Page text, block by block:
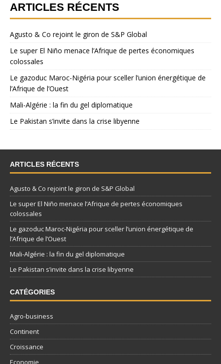
ARTICLES RÉCENTS
Agusto & Co rejoint le giron de S&P Global
Le super El Niño menace l’Afrique de pertes économiques
colossales
Le gazoduc Maroc-Nigéria pour sceller l’union énergétique de
l’Afrique de l’Ouest
Mali-Algérie : la fin du gel diplomatique
Le Pakistan s’invite dans la crise libyenne
ARTICLES RÉCENTS
Agusto & Co rejoint le giron de S&P Global
Le super El Niño menace l’Afrique de pertes économiques
colossales
Le gazoduc Maroc-Nigéria pour sceller l’union énergétique de
l’Afrique de l’Ouest
Mali-Algérie : la fin du gel diplomatique
Le Pakistan s’invite dans la crise libyenne
CATÉGORIES
Agro-business
Continent
Croissance
Economie